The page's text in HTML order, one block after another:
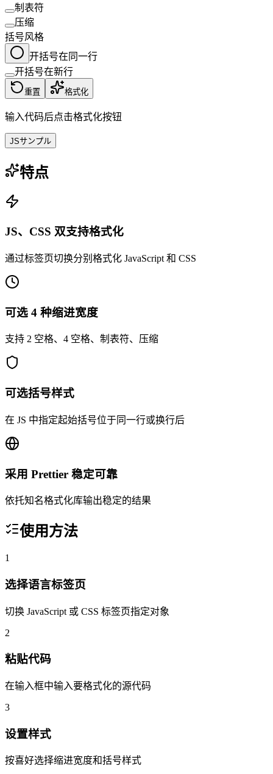
制表符
压缩
括号风格
开括号在同一行
开括号在新行
重置 格式化
输入代码后点击格式化按钮
JSサンプル
特点
JS、CSS 双支持格式化
通过标签页切换分别格式化 JavaScript 和 CSS
可选 4 种缩进宽度
支持 2 空格、4 空格、制表符、压缩
可选括号样式
在 JS 中指定起始括号位于同一行或换行后
采用 Prettier 稳定可靠
依托知名格式化库输出稳定的结果
使用方法
1
选择语言标签页
切换 JavaScript 或 CSS 标签页指定对象
2
粘贴代码
在输入框中输入要格式化的源代码
3
设置样式
按喜好选择缩进宽度和括号样式